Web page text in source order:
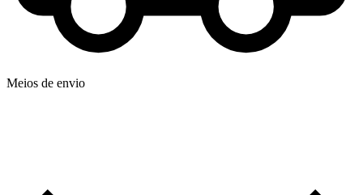
Meios de envio